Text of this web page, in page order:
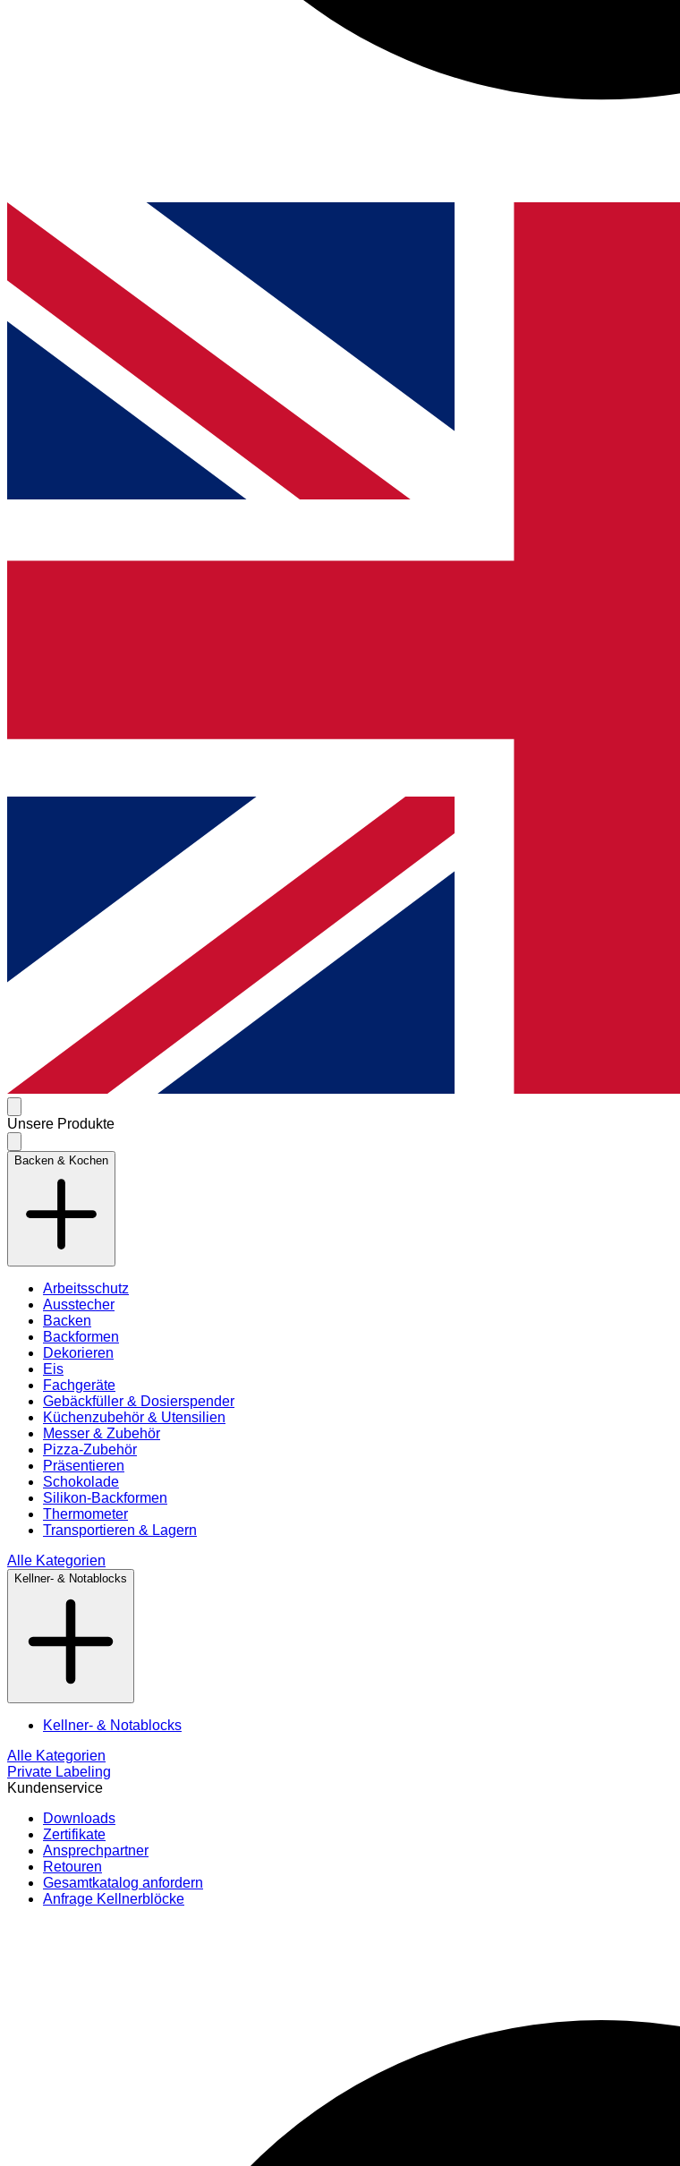
Unsere Produkte
Backen & Kochen
Arbeitsschutz
Ausstecher
Backen
Backformen
Dekorieren
Eis
Fachgeräte
Gebäckfüller & Dosierspender
Küchenzubehör & Utensilien
Messer & Zubehör
Pizza-Zubehör
Präsentieren
Schokolade
Silikon-Backformen
Thermometer
Transportieren & Lagern
Alle Kategorien
Kellner- & Notablocks
Kellner- & Notablocks
Alle Kategorien
Private Labeling
Kundenservice
Downloads
Zertifikate
Ansprechpartner
Retouren
Gesamtkatalog anfordern
Anfrage Kellnerblöcke